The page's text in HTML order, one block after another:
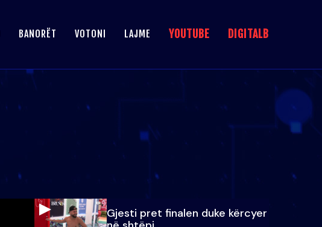
BANORËT VOTONI LAJME YOUTUBE DIGITALB
Gjesti pret finalen duke kërcyer